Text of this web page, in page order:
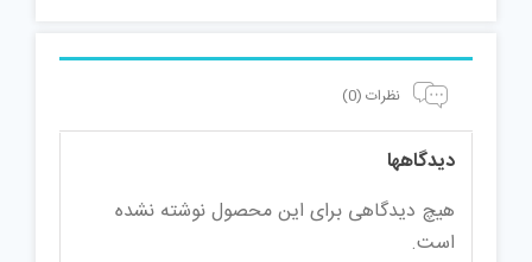
نظرات (0)
دیدگاهها
هیچ دیدگاهی برای این محصول نوشته نشده
است.